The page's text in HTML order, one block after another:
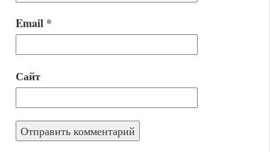
Email *
Сайт